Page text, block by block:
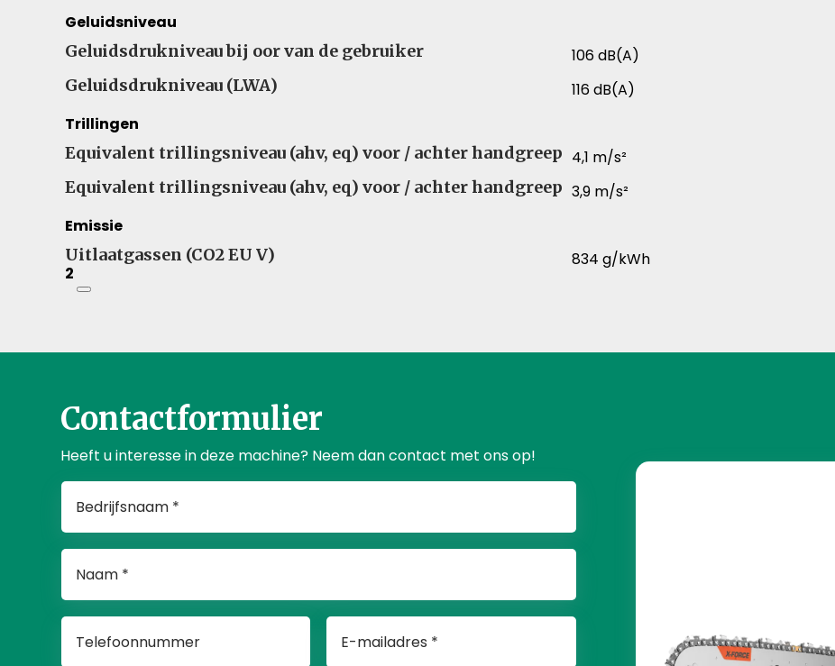
Geluidsniveau
Geluidsdrukniveau bij oor van de gebruiker
106 dB(A)
Geluidsdrukniveau (LWA)
116 dB(A)
Trillingen
Equivalent trillingsniveau (ahv, eq) voor / achter handgreep 4,1 m/s²
Equivalent trillingsniveau (ahv, eq) voor / achter handgreep 3,9 m/s²
Emissie
Uitlaatgassen (CO2 EU V)
2
834 g/kWh
Contactformulier
Heeft u interesse in deze machine? Neem dan contact met ons op!